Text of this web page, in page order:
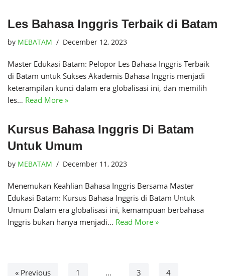
Les Bahasa Inggris Terbaik di Batam
by MEBATAM December 12, 2023
Master Edukasi Batam: Pelopor Les Bahasa Inggris Terbaik
di Batam untuk Sukses Akademis Bahasa Inggris menjadi
keterampilan kunci dalam era globalisasi ini, dan memilih
les… Read More »
Kursus Bahasa Inggris Di Batam
Untuk Umum
by MEBATAM December 11, 2023
Menemukan Keahlian Bahasa Inggris Bersama Master
Edukasi Batam: Kursus Bahasa Inggris di Batam Untuk
Umum Dalam era globalisasi ini, kemampuan berbahasa
Inggris bukan hanya menjadi… Read More »
« Previous 1 … 3 4